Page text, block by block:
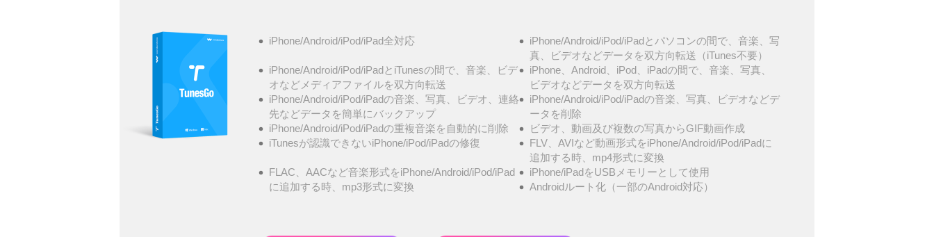
iPhone/Android/iPod/iPad全対応
iPhone/Android/iPod/iPadとパソコンの間で、音楽、写
真、ビデオなどデータを双方向転送（iTunes不要）
iPhone/Android/iPod/iPadとiTunesの間で、音楽、ビデ
オなどメディアファイルを双方向転送
iPhone、Android、iPod、iPadの間で、音楽、写真、
ビデオなどデータを双方向転送
iPhone/Android/iPod/iPadの音楽、写真、ビデオ、連絡
先などデータを簡単にバックアップ
iPhone/Android/iPod/iPadの音楽、写真、ビデオなどデ
ータを削除
iPhone/Android/iPod/iPadの重複音楽を自動的に削除
ビデオ、動画及び複数の写真からGIF動画作成
iTunesが認識できないiPhone/iPod/iPadの修復
FLV、AVIなど動画形式をiPhone/Android/iPod/iPadに
追加する時、mp4形式に変換
FLAC、AACなど音楽形式をiPhone/Android/iPod/iPad
に追加する時、mp3形式に変換
iPhone/iPadをUSBメモリーとして使用
Androidルート化（一部のAndroid対応）